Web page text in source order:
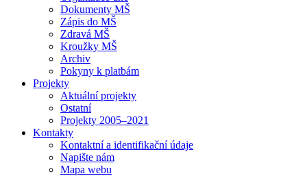
Dokumenty MŠ
Zápis do MŠ
Zdravá MŠ
Kroužky MŠ
Archiv
Pokyny k platbám
Projekty
Aktuální projekty
Ostatní
Projekty 2005–2021
Kontakty
Kontaktní a identifikační údaje
Napište nám
Mapa webu